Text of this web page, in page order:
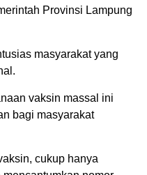
Provinsi Lampung
masyarakat yang
vaksin massal ini
bagi masyarakat
cukup hanya